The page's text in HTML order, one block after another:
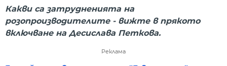
Какви са затрудненията на
розопроизводителите - вижте в прякото
включване на Десислава Петкова.
Реклама